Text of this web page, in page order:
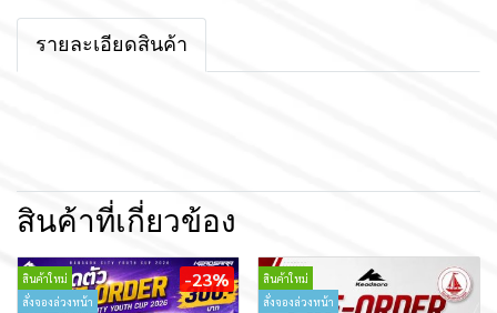
รายละเอียดสินค้า
สินค้าที่เกี่ยวข้อง
สินค้าใหม่
สั่งจองล่วงหน้า
-23%
สินค้าใหม่
สั่งจองล่วงหน้า